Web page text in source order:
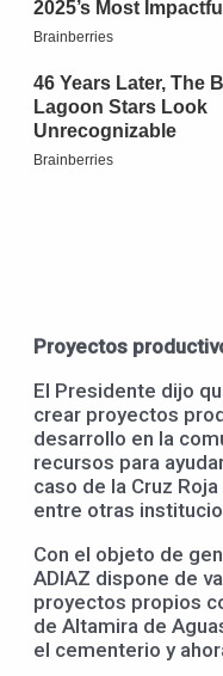
Proyectos
El Presidente dijo
crear proyectos
desarrollo en la
recursos para
caso de la Cruz
entre otras
Con el objeto de
ADIAZ dispone de
proyectos propios
de Altamira de
el cementerio y